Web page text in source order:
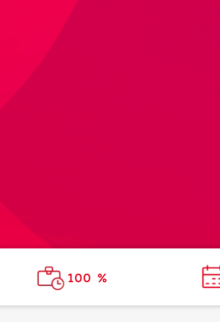
100 %